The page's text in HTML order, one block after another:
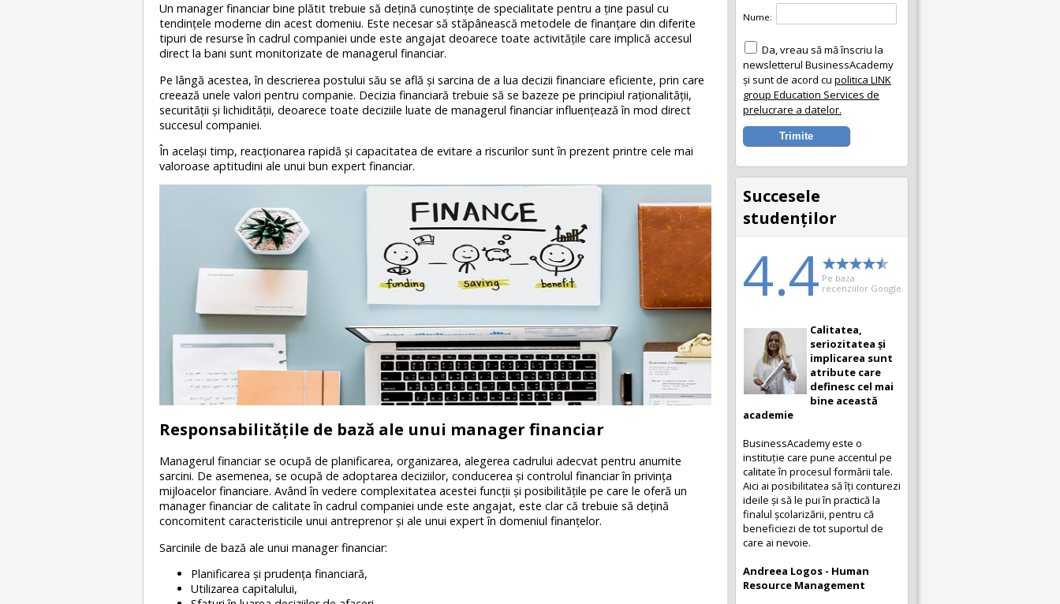
Un manager financiar bine plătit trebuie să dețină cunoştinţe de specialitate pentru a ţine pasul cu
tendinţele moderne din acest domeniu. Este necesar să stăpânească metodele de finanţare din diferite
tipuri de resurse în cadrul companiei unde este angajat deoarece toate activităţile care implică accesul
direct la bani sunt monitorizate de managerul financiar.
Pe lângă acestea, în descrierea postului său se află şi sarcina de a lua decizii financiare eficiente, prin care
creează unele valori pentru companie. Decizia financiară trebuie să se bazeze pe principiul raţionalităţii,
securităţii şi lichidităţii, deoarece toate deciziile luate de managerul financiar influenţează în mod direct
succesul companiei.
În acelaşi timp, reacţionarea rapidă şi capacitatea de evitare a riscurilor sunt în prezent printre cele mai
valoroase aptitudini ale unui bun expert financiar.
Responsabilităţile de bază ale unui manager financiar
Managerul financiar se ocupă de planificarea, organizarea, alegerea cadrului adecvat pentru anumite
sarcini. De asemenea, se ocupă de adoptarea deciziilor, conducerea şi controlul financiar în privința
mijloacelor financiare. Având în vedere complexitatea acestei funcţii şi posibilităţile pe care le oferă un
manager financiar de calitate în cadrul companiei unde este angajat, este clar că trebuie să dețină
concomitent caracteristicile unui antreprenor şi ale unui expert în domeniul finanţelor.
Sarcinile de bază ale unui manager financiar:
Planificarea şi prudența financiară,
Utilizarea capitalului,
Nume:
Da, vreau să mă înscriu la
newsletterul BusinessAcademy
și sunt de acord cu politica LINK
group Education Services de
prelucrare a datelor.
Succesele
studenţilor
4.4 Pe baza
recenziilor Google.
Calitatea,
seriozitatea și
implicarea sunt
atribute care
definesc cel mai
bine această
academie
BusinessAcademy este o
instituție care pune accentul pe
calitate în procesul formării tale.
Aici ai posibilitatea să îți conturezi
ideile și să le pui în practică la
finalul școlarizării, pentru că
beneficiezi de tot suportul de
care ai nevoie.
Andreea Logos - Human
Resource Management